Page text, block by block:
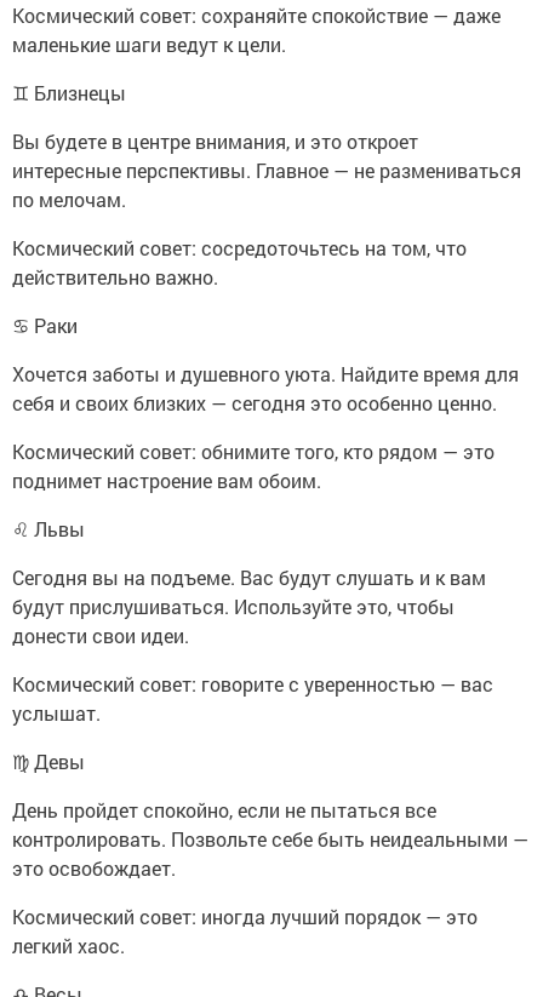
Космический совет: сохраняйте спокойствие — даже
маленькие шаги ведут к цели.
♊ Близнецы
Вы будете в центре внимания, и это откроет
интересные перспективы. Главное — не размениваться
по мелочам.
Космический совет: сосредоточьтесь на том, что
действительно важно.
♋ Раки
Хочется заботы и душевного уюта. Найдите время для
себя и своих близких — сегодня это особенно ценно.
Космический совет: обнимите того, кто рядом — это
поднимет настроение вам обоим.
♌ Львы
Сегодня вы на подъеме. Вас будут слушать и к вам
будут прислушиваться. Используйте это, чтобы
донести свои идеи.
Космический совет: говорите с уверенностью — вас
услышат.
♍ Девы
День пройдет спокойно, если не пытаться все
контролировать. Позвольте себе быть неидеальными —
это освобождает.
Космический совет: иногда лучший порядок — это
легкий хаос.